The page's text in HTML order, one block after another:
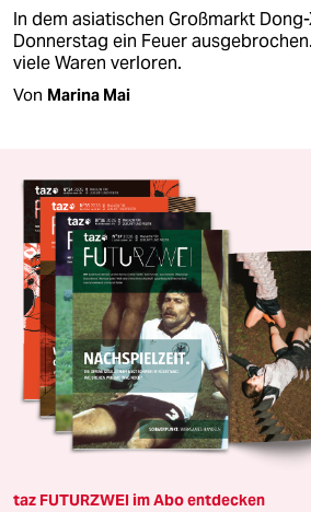
In dem asiatischen Großmarkt
Donnerstag ein Feuer
viele Waren verloren.
Von Marina Mai
taz FUTURZWEI im Abo entdecken